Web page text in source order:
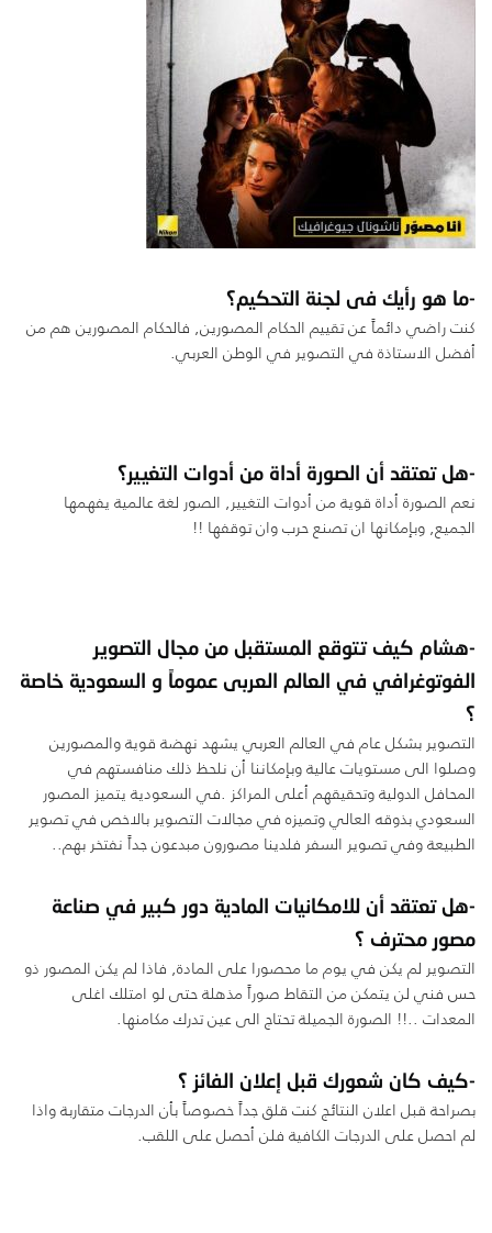
-ما هو رأيك فى لجنة التحكيم؟
كنت راضي دائماً عن تقييم الحكام المصورين, فالحكام المصورين هم من
أفضل الاستاذة في التصوير في الوطن العربي.
-هل تعتقد أن الصورة أداة من أدوات التغيير؟
نعم الصورة أداة قوية من أدوات التغيير, الصور لغة عالمية يفهمها
الجميع, وبإمكانها ان تصنع حرب وان توقفها !!
-هشام كيف تتوقع المستقبل من مجال التصوير
الفوتوغرافي في العالم العربى عموماً و السعودية خاصة
التصوير بشكل عام في العالم العربي يشهد نهضة قوية والمصورين
وصلوا الى مستويات عالية وبإمكاننا أن نلحظ ذلك منافستهم في
المحافل الدولية وتحقيقهم أعلى المراكز .في السعودية يتميز المصور
السعودي بذوقه العالي وتميزه في مجالات التصوير بالاخص في تصوير
الطبيعة وفي تصوير السفر فلدينا مصورون مبدعون جداً نفتخر بهم..
-هل تعتقد أن للامكانيات المادية دور كبير في صناعة
مصور محترف ؟
التصوير لم يكن في يوم ما محصورا على المادة, فاذا لم يكن المصور ذو
حس فني لن يتمكن من التقاط صوراً مذهلة حتى لو امتلك اغلى
المعدات ..!! الصورة الجميلة تحتاج الى عين تدرك مكامنها.
-كيف كان شعورك قبل إعلان الفائز ؟
بصراحة قبل اعلان النتائج كنت قلق جداً خصوصاً بأن الدرجات متقاربة واذا
لم احصل على الدرجات الكافية فلن أحصل على اللقب.